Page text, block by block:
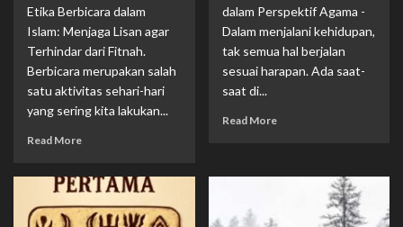
Etika Berbicara dalam
Islam: Menjaga Lisan agar
Terhindar dari Fitnah.
Berbicara merupakan salah
satu aktivitas sehari-hari
yang sering kita lakukan...
Read More
dalam Perspektif Agama -
Dalam menjalani kehidupan,
tak semua hal berjalan
sesuai harapan. Ada saat-
saat di...
Read More